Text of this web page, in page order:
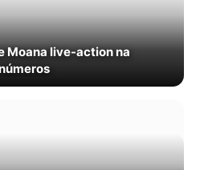
Moana live-action na